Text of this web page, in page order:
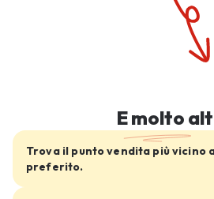
Emolto
Trova il punto vendita più vicino
preferito.